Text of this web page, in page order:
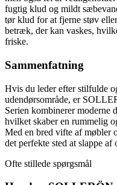
fugtig klud og mildt
tør klud for at fjerne støv
betræk, der kan vaskes,
friske.
Sammenfatning
Hvis du leder efter stilfulde
udendørsområde, er
Serien kombinerer moderne
hvilket skaber en rummelig
Med en bred vifte af møbler
det perfekte sted at slappe af
Ofte stillede spørgsmål